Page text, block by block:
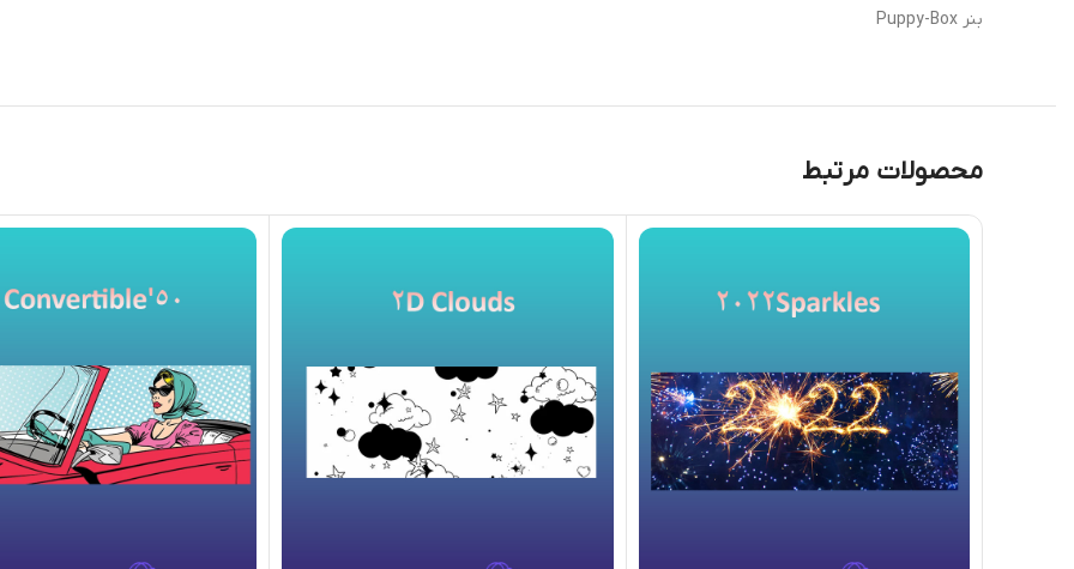
بنر Puppy-Box
محصولات مرتبط